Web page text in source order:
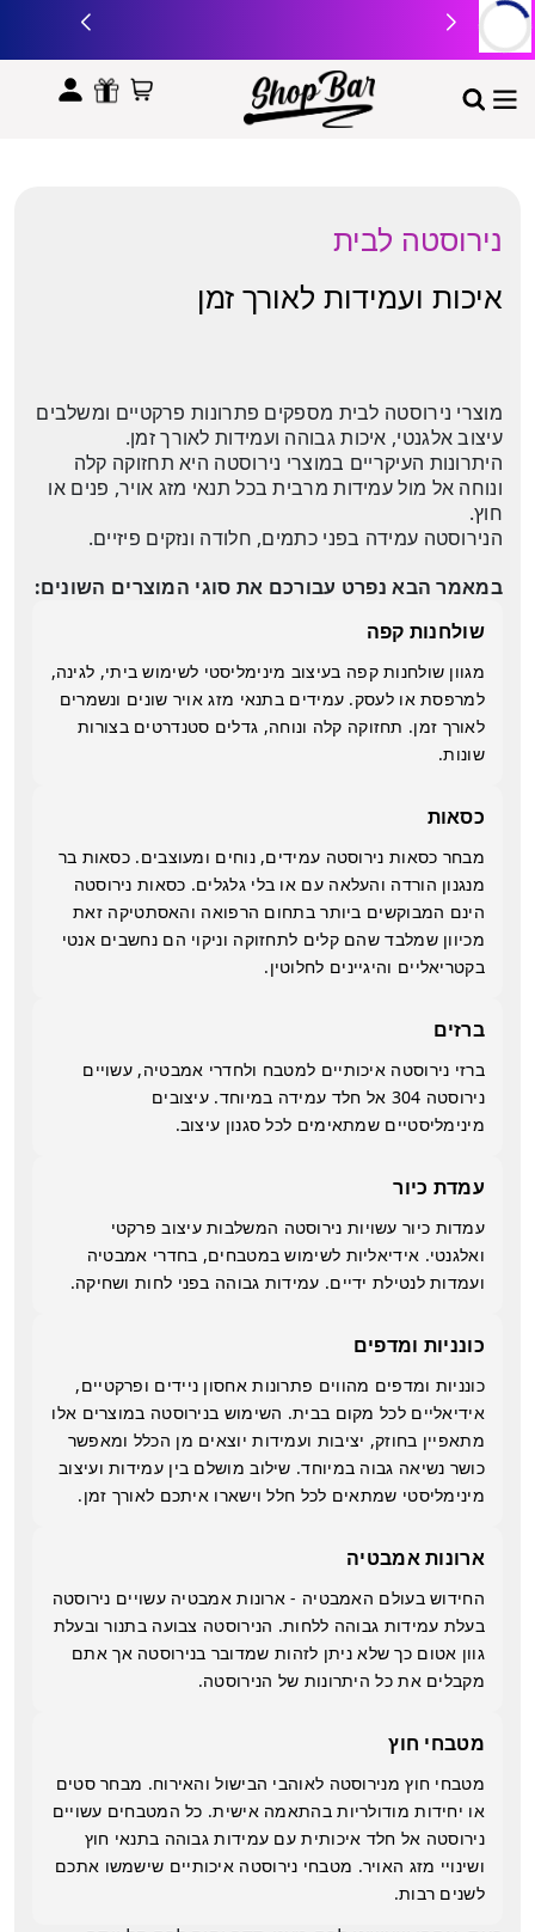
לתוכן
נירוסטה לבית
איכות ועמידות לאורך זמן
מוצרי נירוסטה לבית מספקים פתרונות פרקטיים ומשלבים
עיצוב אלגנטי, איכות גבוהה ועמידות לאורך זמן.
היתרונות העיקריים במוצרי נירוסטה היא תחזוקה קלה
ונוחה אל מול עמידות מרבית בכל תנאי מזג אויר, פנים או
חוץ.
הנירוסטה עמידה בפני כתמים, חלודה ונזקים פיזיים.
במאמר הבא נפרט עבורכם את סוגי המוצרים השונים:
שולחנות קפה
מגוון שולחנות קפה בעיצוב מינימליסטי לשימוש ביתי, לגינה,
למרפסת או לעסק. עמידים בתנאי מזג אויר שונים ונשמרים
לאורך זמן. תחזוקה קלה ונוחה, גדלים סטנדרטים בצורות
שונות.
כסאות
מבחר כסאות נירוסטה עמידים, נוחים ומעוצבים. כסאות בר
מנגנון הורדה והעלאה עם או בלי גלגלים. כסאות נירוסטה
הינם המבוקשים ביותר בתחום הרפואה והאסתטיקה זאת
מכיוון שמלבד שהם קלים לתחזוקה וניקוי הם נחשבים אנטי
בקטריאליים והיגיינים לחלוטין.
ברזים
ברזי נירוסטה איכותיים למטבח ולחדרי אמבטיה, עשויים
נירוסטה 304 אל חלד עמידה במיוחד. עיצובים
מינימליסטיים שמתאימים לכל סגנון עיצוב.
עמדת כיור
עמדות כיור עשויות נירוסטה המשלבות עיצוב פרקטי
ואלגנטי. אידיאליות לשימוש במטבחים, בחדרי אמבטיה
ועמדות לנטילת ידיים. עמידות גבוהה בפני לחות ושחיקה.
כונניות ומדפים
כונניות ומדפים מהווים פתרונות אחסון ניידים ופרקטיים,
אידיאליים לכל מקום בבית. השימוש בנירוסטה במוצרים אלו
מתאפיין בחוזק, יציבות ועמידות יוצאים מן הכלל ומאפשר
כושר נשיאה גבוה במיוחד. שילוב מושלם בין עמידות ועיצוב
מינימליסטי שמתאים לכל חלל וישארו איתכם לאורך זמן.
ארונות אמבטיה
החידוש בעולם האמבטיה - ארונות אמבטיה עשויים נירוסטה
בעלת עמידות גבוהה ללחות. הנירוסטה צבועה בתנור ובעלת
גוון אטום כך שלא ניתן לזהות שמדובר בנירוסטה אך אתם
מקבלים את כל היתרונות של הנירוסטה.
מטבחי חוץ
מטבחי חוץ מנירוסטה לאוהבי הבישול והאירוח. מבחר סטים
או יחידות מודולריות בהתאמה אישית. כל המטבחים עשויים
נירוסטה אל חלד איכותית עם עמידות גבוהה בתנאי חוץ
ושינויי מזג האויר. מטבחי נירוסטה איכותיים שישמשו אתכם
לשנים רבות.